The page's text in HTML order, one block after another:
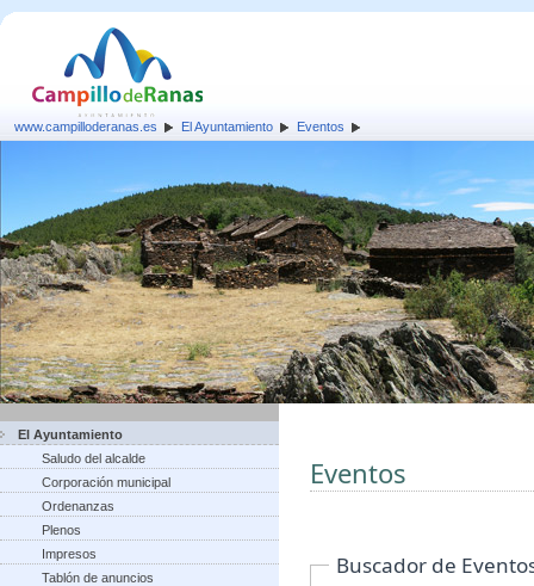
www.campilloderanas.es El Ayuntamiento Eventos
El Ayuntamiento
Saludo del alcalde
Corporación municipal
Ordenanzas
Plenos
Impresos
Tablón de anuncios
Eventos
Buscador de